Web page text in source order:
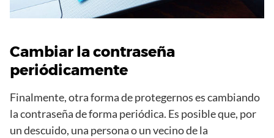
Cambiar la contraseña
periódicamente
Finalmente, otra forma de protegernos es cambiando
la contraseña de forma periódica. Es posible que, por
un descuido, una persona o un vecino de la